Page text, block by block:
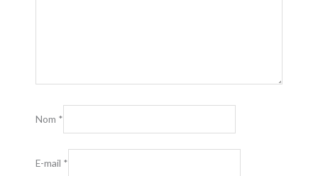
Nom *
E-mail *